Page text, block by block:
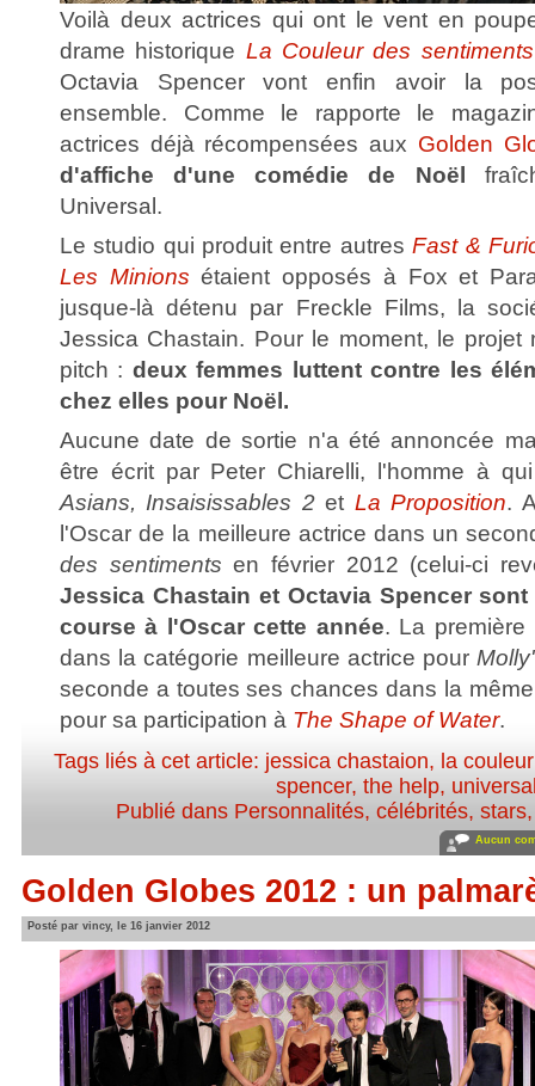
Voilà deux actrices qui ont le vent en
drame historique La Couleur des sentiments
Octavia Spencer vont enfin avoir la
ensemble. Comme le rapporte le
actrices déjà récompensées aux Golden
d'affiche d'une comédie de Noël
Universal.
Le studio qui produit entre autresFast &
Les Minions étaient opposés à Fox et
jusque-là détenu par Freckle Films, la
Jessica Chastain. Pour le moment, le
pitch : deux femmes luttent contre les
chez elles pour Noël.
Aucune date de sortie n'a été annoncée
être écrit par Peter Chiarelli, l'homme à
Asians, Insaisissables 2 et La Proposition.
l'Oscar de la meilleure actrice dans un
des sentiments en février 2012 (celui-ci
Jessica Chastain et Octavia Spencer
course à l'Oscar cette année. La première
dans la catégorie meilleure actrice pour
seconde a toutes ses chances dans la
pour sa participation à The Shape of Water.
Tags liés à cet article: jessica chastaion, la
spencer, the help,
Publié dans Personnalités, célébrités, stars
Aucun
Golden Globes 2012 : un
Posté par vincy, le 16 janvier 2012